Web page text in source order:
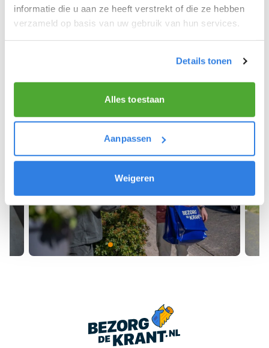
informatie die u aan ze heeft verstrekt of die ze hebben
verzameld op basis van uw gebruik van hun services.
Details tonen
Alles toestaan
Aanpassen
Weigeren
Meld je aan als krantenbezorger!